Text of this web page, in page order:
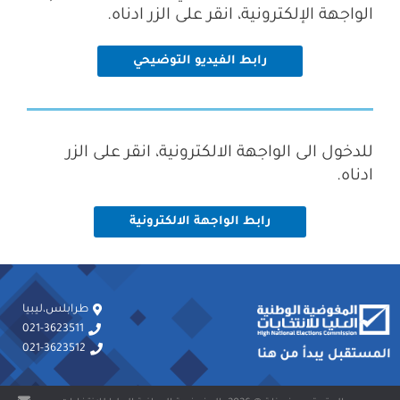
الواجهة الإلكترونية، انقر على الزر ادناه.
رابط الفيديو التوضيحي
للدخول الى الواجهة الالكترونية، انقر على الزر
ادناه.
رابط الواجهة الالكترونية
طرابلس،ليبيا
021-3623511
021-3623512